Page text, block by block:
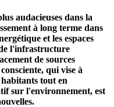
audacieuses dans la
à long terme dans
et les espaces
l'infrastructure
de sources
qui vise à
tout en
sur l'environnement, est